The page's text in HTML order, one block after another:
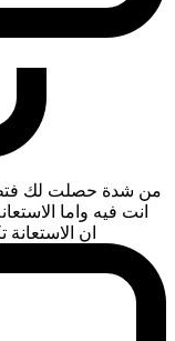
من شدة حصلت لك
انت فيه واما
ان